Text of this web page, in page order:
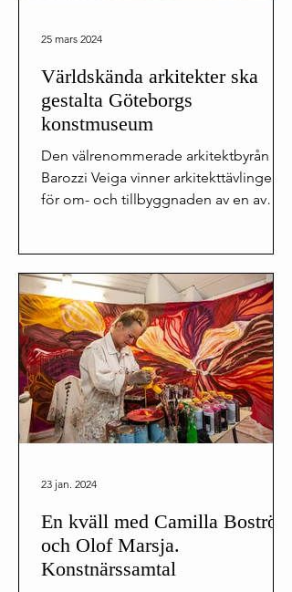
Världskända arkitekter ska
gestalta Göteborgs
konstmuseum
Den välrenommerade arkitektbyrån
Barozzi Veiga vinner arkitekttävlingen
för om- och tillbyggnaden av en av
25 mars 2024
En kväll med Camilla Boström
och Olof Marsja.
Konstnärssamtal
23 jan. 2024